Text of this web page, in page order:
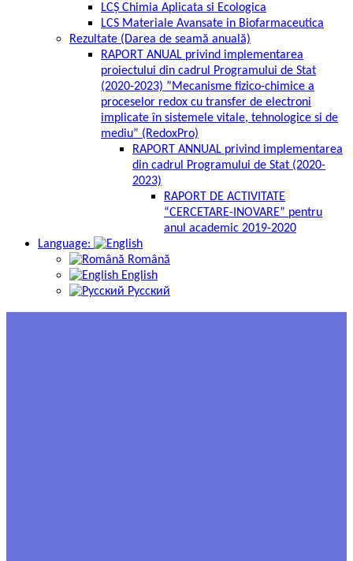
LCȘ Chimia Aplicata si Ecologica
LCS Materiale Avansate in Biofarmaceutica
Rezultate (Darea de seamă anuală)
RAPORT ANUAL privind implementarea
proiectului din cadrul Programului de Stat
(2020-2023) ”Mecanisme fizico-chimice a
proceselor redox cu transfer de electroni
implicate în sistemele vitale, tehnologice si de
mediu” (RedoxPro)
RAPORT ANNUAL privind implementarea
din cadrul Programului de Stat (2020-
2023)
RAPORT DE ACTIVITATE
“CERCETARE-INOVARE” pentru
anul academic 2019-2020
Language:
Română
English
Русский